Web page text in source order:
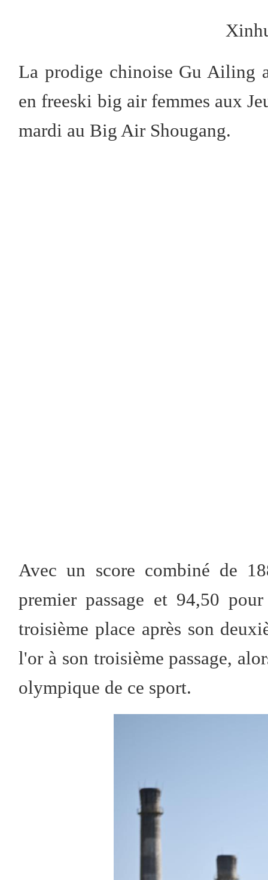
La prodige chinoise Gu Ailing
en freeski big air femmes aux
mardi au Big Air Shougang.
Avec un score combiné de
premier passage et 94,50
troisième place après son
l'or à son troisième passage,
olympique de ce sport.